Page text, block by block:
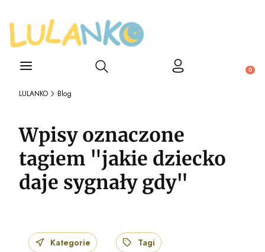
Otwórz wyszukiwarkę
LULANKO Blog
Wpisy oznaczone
tagiem "jakie dziecko
daje sygnały gdy"
Kategorie
Tagi